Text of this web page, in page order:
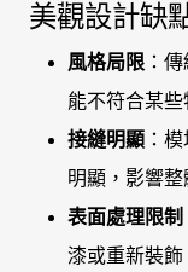
美觀設計缺
風格局限 ：
能不符合某些
接縫明顯 ：
明顯，影響整
表面處理限制
漆或重新裝飾